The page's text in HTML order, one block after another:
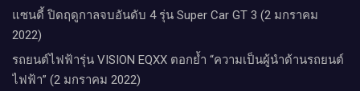
แซนดี้ ปิดฤดูกาลจบอันดับ 4 รุ่น Super Car GT 3 (2 มกราคม
2022)
รถยนต์ไฟฟ้ารุ่น VISION EQXX ตอกย้ำ “ความเป็นผู้นำด้านรถยนต์
ไฟฟ้า” (2 มกราคม 2022)